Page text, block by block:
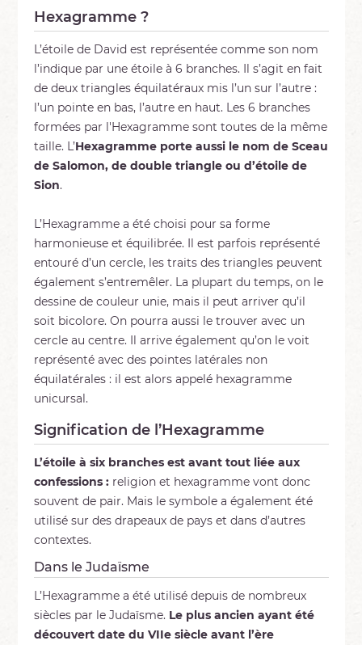
Hexagramme ?
L’étoile de David est représentée comme son nom
l’indique par une étoile à 6 branches. Il s’agit en fait
de deux triangles équilatéraux mis l’un sur l’autre :
l’un pointe en bas, l’autre en haut. Les 6 branches
formées par l'Hexagramme sont toutes de la même
taille. L’Hexagramme porte aussi le nom de Sceau
de Salomon, de double triangle ou d’étoile de
Sion.
L’Hexagramme a été choisi pour sa forme
harmonieuse et équilibrée. Il est parfois représenté
entouré d’un cercle, les traits des triangles peuvent
également s’entremêler. La plupart du temps, on le
dessine de couleur unie, mais il peut arriver qu’il
soit bicolore. On pourra aussi le trouver avec un
cercle au centre. Il arrive également qu’on le voit
représenté avec des pointes latérales non
équilatérales : il est alors appelé hexagramme
unicursal.
Signification de l’Hexagramme
L’étoile à six branches est avant tout liée aux
confessions :religion et hexagramme vont donc
souvent de pair. Mais le symbole a également été
utilisé sur des drapeaux de pays et dans d’autres
contextes.
Dans le Judaïsme
L’Hexagramme a été utilisé depuis de nombreux
siècles par le Judaïsme. Le plus ancien ayant été
découvert date du VIIe siècle avant l’ère